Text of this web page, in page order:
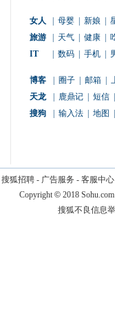
女人 母婴 新娘
旅游
天气 健康
IT
数码 手机
博客 圈子 邮箱
天龙
鹿鼎记 短信
搜狗
输入法 地图
搜狐招聘- 广告服务 - 客服中心
Copyright © 2018
搜狐不良信息